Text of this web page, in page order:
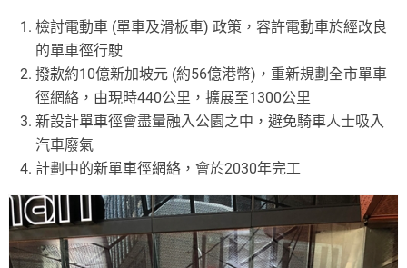
檢討電動車 (單車及滑板車) 政策，容許電動車於經改良
的單車徑行駛
撥款約10億新加坡元 (約56億港幣)，重新規劃全市單車
徑網絡，由現時440公里，擴展至1300公里
新設計單車徑會盡量融入公園之中，避免騎車人士吸入
汽車廢氣
計劃中的新單車徑網絡，會於2030年完工